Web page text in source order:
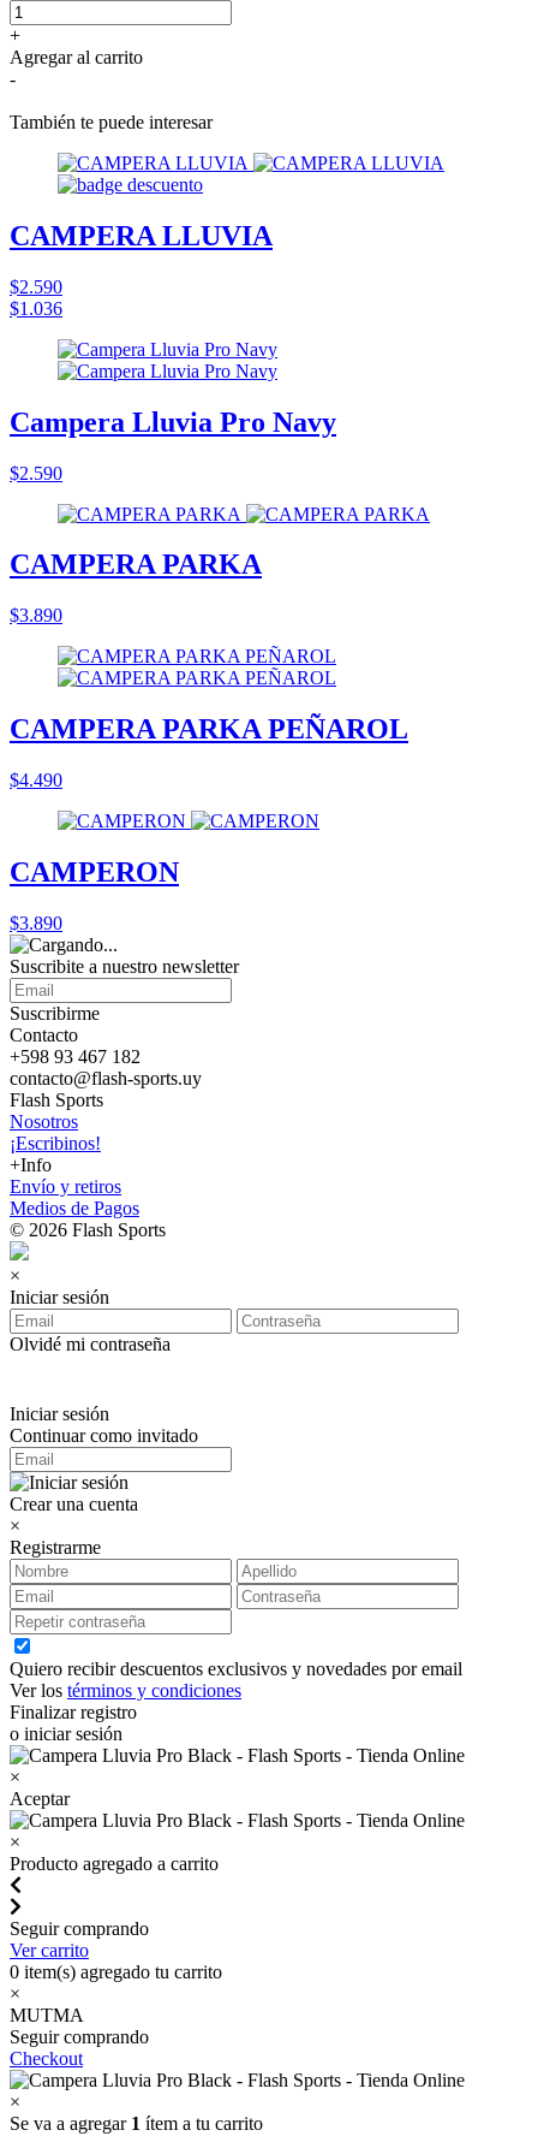
+
Agregar al carrito
-
También te puede interesar
CAMPERA LLUVIA
$2.590
$1.036
Campera Lluvia Pro Navy
$2.590
CAMPERA PARKA
$3.890
CAMPERA PARKA PEÑAROL
$4.490
CAMPERON
$3.890
Suscribite a nuestro newsletter
Suscribirme
Contacto
+598 93 467 182
contacto@flash-sports.uy
Flash Sports
Nosotros
¡Escribinos!
+Info
Envío y retiros
Medios de Pagos
© 2026 Flash Sports
×
Iniciar sesión
Olvidé mi contraseña
Iniciar sesión
Continuar como invitado
Crear una cuenta
×
Registrarme
Quiero recibir descuentos exclusivos y novedades por email
Ver los términos y condiciones
Finalizar registro
o iniciar sesión
×
Aceptar
×
Producto agregado a carrito
Seguir comprando
Ver carrito
0 item(s) agregado tu carrito
×
MUTMA
Seguir comprando
Checkout
×
Se va a agregar 1 ítem a tu carrito